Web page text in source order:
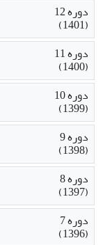
دوره 12
(1401)
دوره 11
(1400)
دوره 10
(1399)
دوره 9
(1398)
دوره 8
(1397)
دوره 7
(1396)